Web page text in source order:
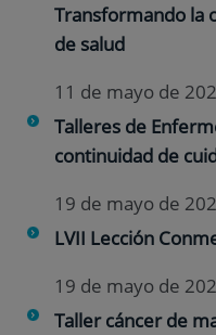
Transformando la
de salud
11 de mayo de
Talleres de
continuidad de
19 de mayo de
LVII Lección
19 de mayo de
Taller cáncer de